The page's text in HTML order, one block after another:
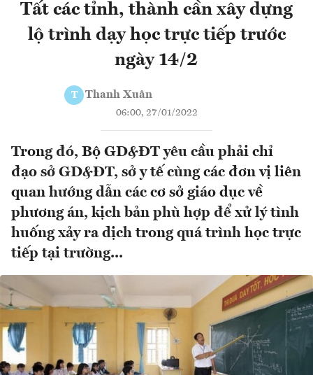
Tất các tỉnh, thành cần xây dựng
lộ trình dạy học trực tiếp trước
ngày 14/2
T Thanh Xuân
06:00, 27/01/2022
Trong đó, Bộ GD&ĐT yêu cầu phải chỉ
đạo sở GD&ĐT, sở y tế cùng các đơn vị liên
quan hướng dẫn các cơ sở giáo dục về
phương án, kịch bản phù hợp để xử lý tình
huống xảy ra dịch trong quá trình học trực
tiếp tại trường...